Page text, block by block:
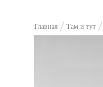
Главная Там и тут